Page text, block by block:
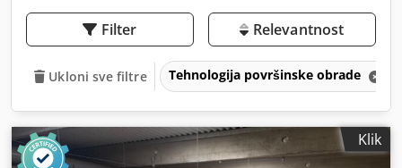
Filter Relevantnost
Ukloni sve filtre Tehnologija površinske obrade
Klik